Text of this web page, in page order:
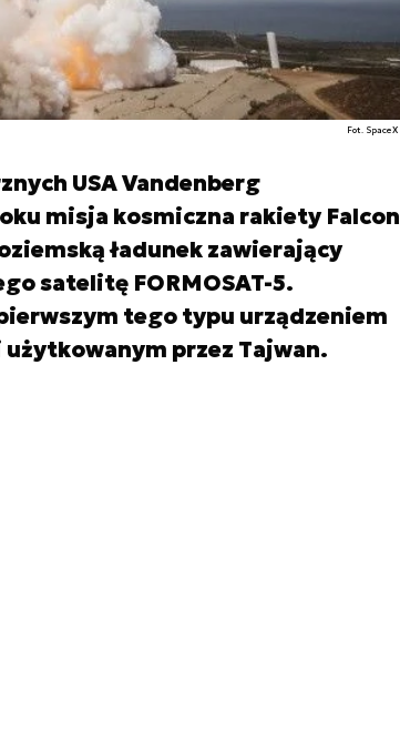
Fot. SpaceX
USA Vandenberg
misja kosmiczna rakiety Falcon
ładunek zawierający
satelitę FORMOSAT-5.
tego typu urządzeniem
przez Tajwan.